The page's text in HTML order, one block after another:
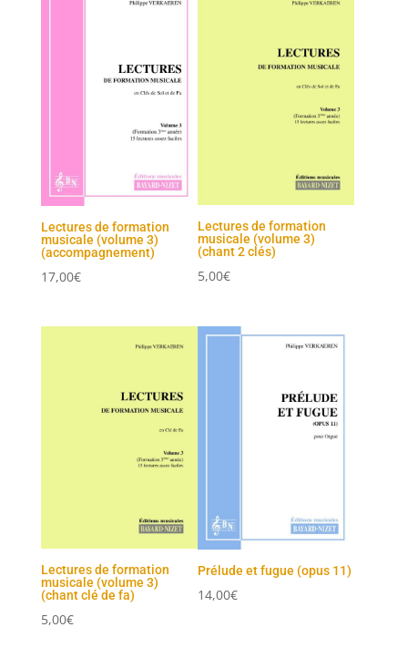
Lectures de formation
musicale (volume 3)
(accompagnement)
17,00€
Lectures de formation
musicale (volume 3)
(chant 2 clés)
5,00€
Lectures de formation
musicale (volume 3)
(chant clé de fa)
5,00€
Prélude et fugue (opus 11)
14,00€